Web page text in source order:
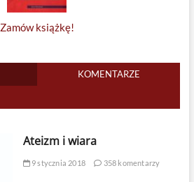
Zamów książkę!
KOMENTARZE
Ateizm i wiara
9 stycznia 2018 358 komentarzy